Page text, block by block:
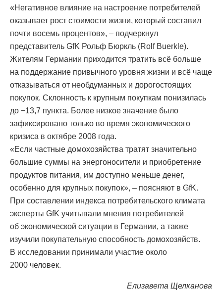
«Негативное влияние на настроение потребителей
оказывает рост стоимости жизни, который составил
почти восемь процентов», – подчеркнул
представитель GfK Рольф Бюркль (Rolf Buerkle).
Жителям Германии приходится тратить всё больше
на поддержание привычного уровня жизни и всё чаще
отказываться от необдуманных и дорогостоящих
покупок. Склонность к крупным покупкам понизилась
до −13,7 пункта. Более низкое значение было
зафиксировано только во время экономического
кризиса в октябре 2008 года.
«Если частные домохозяйства тратят значительно
большие суммы на энергоносители и приобретение
продуктов питания, им доступно меньше денег,
особенно для крупных покупок», – поясняют в GfK.
При составлении индекса потребительского климата
эксперты GfK учитывали мнения потребителей
об экономической ситуации в Германии, а также
изучили покупательную способность домохозяйств.
В исследовании принимали участие около
2000 человек.
Елизавета Щелканова